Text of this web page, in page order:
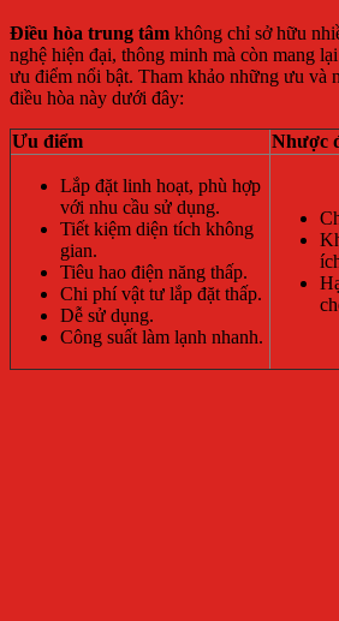
Điều hòa trung tâm không chỉ sở hữu
nghệ hiện đại, thông minh mà còn mang
ưu điểm nổi bật. Tham khảo những ưu và
điều hòa này dưới đây:
Ưu điểm Nhược
Lắp đặt linh hoạt, phù hợp
với nhu cầu sử dụng.
Tiết kiệm diện tích không
gian.
Tiêu hao điện năng thấp.
Chi phí vật tư lắp đặt thấp.
Dễ sử dụng.
Công suất làm lạnh nhanh.